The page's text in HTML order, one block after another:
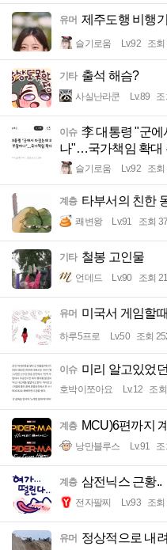
유머 제주도행 비행
슬기로움 Lv.92 조회
기타 출석 해슴?
사실난라쿤 Lv.89 조
이슈 李 대통령 "군에
나"…국가책임 확대
슬기로움 Lv.92 조회
계층 타부서의 친한
쾌변왕 Lv.91 조회
기타 철봉 고인물
언데드 Lv.90 조회
유머 미국서 게임할
하루5프로 Lv.50 조회
이슈 미리 알고있었
호박이쪼아요 Lv.12 조
계층 MCU)6편까지
낭만블루스 Lv.91 조
계층 삼전닉스 근황..
전자팔찌 Lv.93 조회
유머 정상적으로 내